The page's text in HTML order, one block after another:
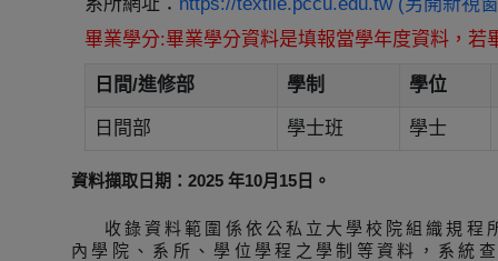
畢業學分:畢業學分資料是填報當學年度資料，
日間/進修部 學制 學位
日間部 學士班 學士
資料擷取日期：2025 年10月15日。
收錄資料範圍係依公私立大學校院組織規
內學院、系所、學位學程之學制等資料，系統